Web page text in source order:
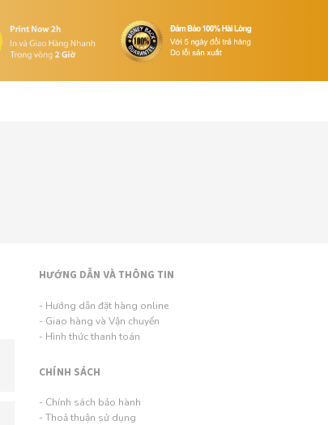
HƯỚNG DẪN VÀ THÔNG TIN
- Hướng dẫn đặt hàng online
- Giao hàng và Vận chuyển
- Hình thức thanh toán
CHÍNH SÁCH
- Chính sách bảo hành
- Thoả thuận sử dụng